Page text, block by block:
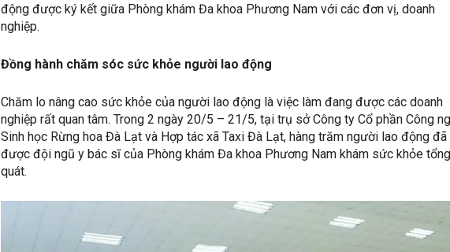
động được ký kết giữa Phòng khám Đa khoa Phương Nam với các đơn vị, doanh
nghiệp.
Đồng hành chăm sóc sức khỏe người lao động
Chăm lo nâng cao sức khỏe của người lao động là việc làm đang được các doanh
nghiệp rất quan tâm. Trong 2 ngày 20/5 – 21/5, tại trụ sở Công ty Cổ phần Công
Sinh học Rừng hoa Đà Lạt và Hợp tác xã Taxi Đà Lạt, hàng trăm người lao động đã
được đội ngũ y bác sĩ của Phòng khám Đa khoa Phương Nam khám sức khỏe tổng
quát.